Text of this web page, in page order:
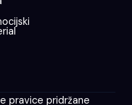
pravice pridržane